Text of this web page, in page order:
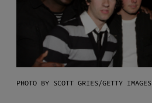
PHOTO BY SCOTT GRIES/GETTY IMAGES